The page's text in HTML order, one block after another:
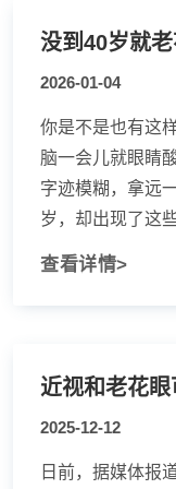
没到40岁就老
2026-01-04
你是不是也有这
脑一会儿就眼睛
字迹模糊，拿远
岁，却出现了这
查看详情>
近视和老花眼
2025-12-12
日前，据媒体报